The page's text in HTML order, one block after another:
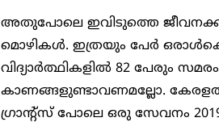
അതുപോലെ ഇവിടുത്തെ
മൊഴികൾ. ഇത്രയും പേർ
വിദ്യാർത്ഥികളിൽ 82 പേരും
കാണങ്ങളുണ്ടാവണമല്ലോ.
ഗ്രാന്റ്സ് പോലെ ഒരു സേവനം